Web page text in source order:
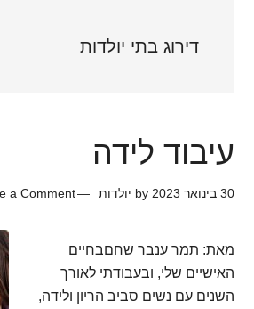
דירוג בתי יולדות
עיבוד לידה
30 בינואר 2023 by יולדות a Comment
מאת: תמר ענבר שחםבחיים
האישיים שלי, ובעבודתי לאורך
השנים עם נשים סביב הריון ולידה,